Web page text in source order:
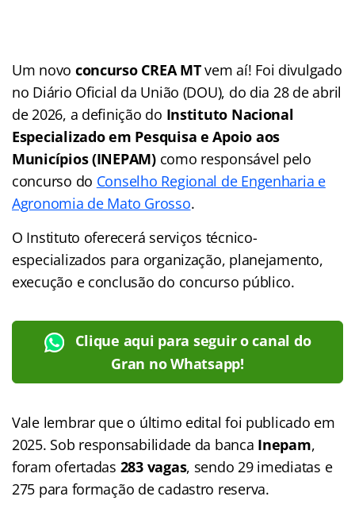
Um novo concurso CREA MTvem aí! Foi divulgado
no Diário Oficial da União (DOU), do dia 28 de abril
de 2026, a definição do Instituto Nacional
Especializado em Pesquisa e Apoio aos
Municípios (INEPAM)como responsável pelo
concurso do Conselho Regional de Engenharia e
Agronomia de Mato Grosso.
O Instituto oferecerá serviços técnico-
especializados para organização, planejamento,
execução e conclusão do concurso público.
Clique aqui para seguir o canal do
Gran no Whatsapp!
Vale lembrar que o último edital foi publicado em
2025. Sob responsabilidade da banca Inepam,
foram ofertadas 283 vagas, sendo 29 imediatas e
275 para formação de cadastro reserva.